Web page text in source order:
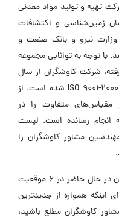
تهیه و تولید مواد معدنی
زمین‌شناسی و اکتشافات
نیرو و بانک صنعت و
با توجه به توانایی مجموعه
شرکت کاوشگران از سال
۱۳۸۴ موفق به اخذ و حفظ گواهینامه ISO 9001-2000 شده است. از
از ۷۰۰ پروژه در مقیاس‌های متفاوت را در
انجام رسانده است. لیست
مشاور کاوشگران را
شرکت مهندسین مشاور کاوشگران در حال حاضر در ۶ موقعیت
اینکه همواره از جدیدترین
کاوشگران مطلع باشید،